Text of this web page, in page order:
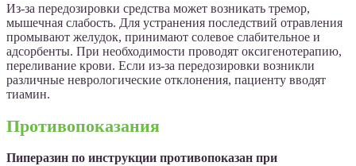
Из-за передозировки средства может возникать тремор,
мышечная слабость. Для устранения последствий отравления
промывают желудок, принимают солевое слабительное и
адсорбенты. При необходимости проводят оксигенотерапию,
переливание крови. Если из-за передозировки возникли
различные неврологические отклонения, пациенту вводят
тиамин.
Противопоказания
Пиперазин по инструкции противопоказан при